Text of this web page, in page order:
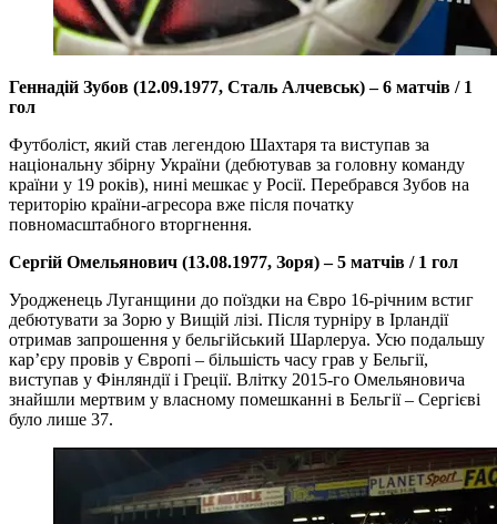
Геннадій Зубов (12.09.1977, Сталь Алчевськ) – 6 матчів / 1
гол
Футболіст, який став легендою Шахтаря та виступав за
національну збірну України (дебютував за головну команду
країни у 19 років), нині мешкає у Росії. Перебрався Зубов на
територію країни-агресора вже після початку
повномасштабного вторгнення.
Сергій Омельянович (13.08.1977, Зоря) – 5 матчів / 1 гол
Уродженець Луганщини до поїздки на Євро 16-річним встиг
дебютувати за Зорю у Вищій лізі. Після турніру в Ірландії
отримав запрошення у бельгійський Шарлеруа. Усю подальшу
кар’єру провів у Європі – більшість часу грав у Бельгії,
виступав у Фінляндії і Греції. Влітку 2015-го Омельяновича
знайшли мертвим у власному помешканні в Бельгії – Сергієві
було лише 37.